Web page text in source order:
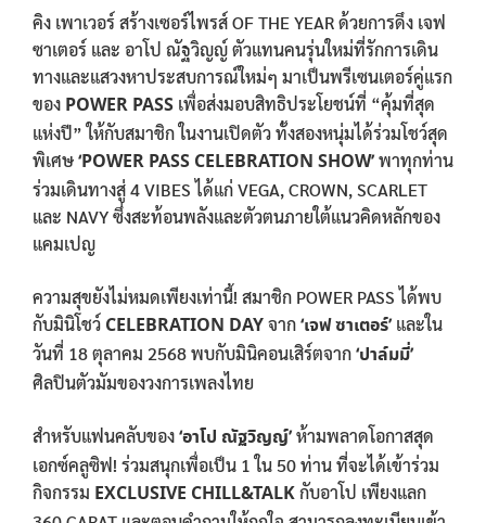
คิง เพาเวอร์ สร้างเซอร์ไพรส์ OF THE YEAR ด้วยการดึง เจฟ
ซาเตอร์ และ อาโป ณัฐวิญญ์ ตัวแทนคนรุ่นใหม่ที่รักการเดิน
ทางและแสวงหาประสบการณ์ใหม่ๆ มาเป็นพรีเซนเตอร์คู่แรก
ของ POWER PASS เพื่อส่งมอบสิทธิประโยชน์ที่ “คุ้มที่สุด
แห่งปี” ให้กับสมาชิก ในงานเปิดตัว ทั้งสองหนุ่มได้ร่วมโชว์สุด
พิเศษ‘POWER PASS CELEBRATION SHOW’พาทุกท่าน
ร่วมเดินทางสู่ 4 VIBES ได้แก่ VEGA, CROWN, SCARLET
และ NAVY ซึ่งสะท้อนพลังและตัวตนภายใต้แนวคิดหลักของ
แคมเปญ
ความสุขยังไม่หมดเพียงเท่านี้! สมาชิก POWER PASS ได้พบ
กับมินิโชว์ CELEBRATION DAYจาก‘เจฟ ซาเตอร์’ และใน
วันที่ 18 ตุลาคม 2568 พบกับมินิคอนเสิร์ตจาก‘ปาล์มมี่’
ศิลปินตัวมัมของวงการเพลงไทย
สำหรับแฟนคลับของ‘อาโป ณัฐวิญญ์’ห้ามพลาดโอกาสสุด
เอกซ์คลูซิฟ! ร่วมสนุกเพื่อเป็น 1 ใน 50 ท่าน ที่จะได้เข้าร่วม
กิจกรรม EXCLUSIVE CHILL&TALKกับอาโป เพียงแลก